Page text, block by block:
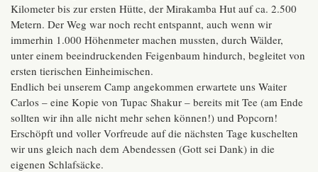
Kilometer bis zur ersten Hütte, der Mirakamba Hut auf ca. 2.500
Metern. Der Weg war noch recht entspannt, auch wenn wir
immerhin 1.000 Höhenmeter machen mussten, durch Wälder,
unter einem beeindruckenden Feigenbaum hindurch, begleitet von
ersten tierischen Einheimischen.
Endlich bei unserem Camp angekommen erwartete uns Waiter
Carlos – eine Kopie von Tupac Shakur – bereits mit Tee (am Ende
sollten wir ihn alle nicht mehr sehen können!) und Popcorn!
Erschöpft und voller Vorfreude auf die nächsten Tage kuschelten
wir uns gleich nach dem Abendessen (Gott sei Dank) in die
eigenen Schlafsäcke.